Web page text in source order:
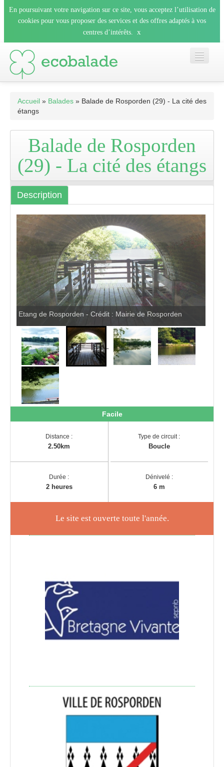
En poursuivant votre navigation sur ce site, vous acceptez l’utilisation de
cookies pour vous proposer des services et des offres adaptés à vos
centres d’intérêts.
x
Les espèces
Mobile
Le blog
Pro
Accueil » Balades » Balade de Rosporden (29) - La cité des
étangs
Balade de Rosporden
(29) - La cité des étangs
Description
Etang de Rosporden - Crédit : Mairie de Rosporden
Facile
Distance :
2.50km
Type de circuit :
Boucle
Durée :
2 heures
Dénivelé :
6 m
Le site est ouverte toute l'année.